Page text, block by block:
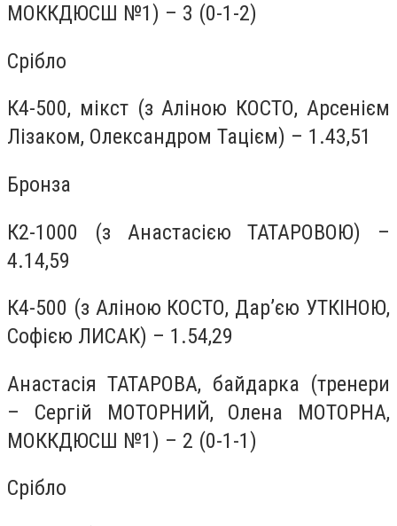
МОККДЮСШ №1) – 3 (0-1-2)
Срібло
К4-500, мікст (з Аліною КОСТО, Арсенієм
Лізаком, Олександром Тацієм) – 1.43,51
Бронза
К2-1000 (з Анастасією ТАТАРОВОЮ) –
4.14,59
К4-500 (з Аліною КОСТО, Дар’єю УТКІНОЮ,
Софією ЛИСАК) – 1.54,29
Анастасія ТАТАРОВА, байдарка (тренери
– Сергій МОТОРНИЙ, Олена МОТОРНА,
МОККДЮСШ №1) – 2 (0-1-1)
Срібло